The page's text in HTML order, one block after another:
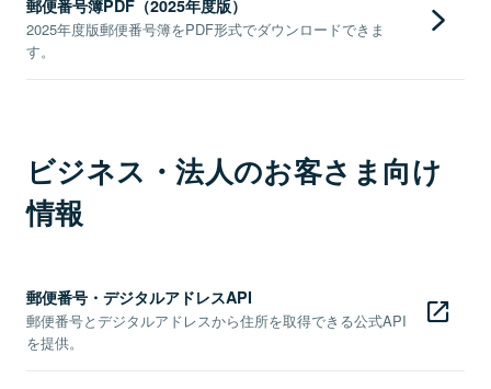
郵便番号簿PDF（2025年度版）
2025年度版郵便番号簿をPDF形式でダウンロードできま
す。
ビジネス・法人のお客さま向け
情報
郵便番号・デジタルアドレスAPI
郵便番号とデジタルアドレスから住所を取得できる公式API
を提供。